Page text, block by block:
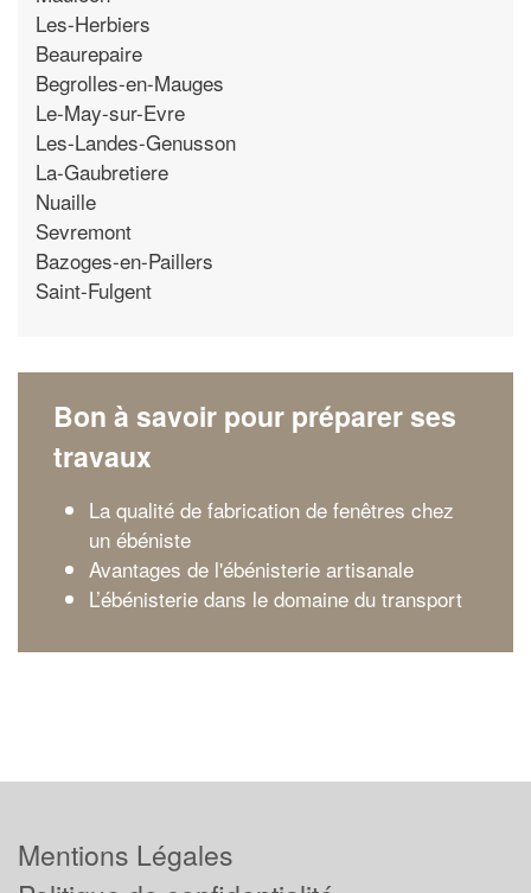
Les-Herbiers
Beaurepaire
Begrolles-en-Mauges
Le-May-sur-Evre
Les-Landes-Genusson
La-Gaubretiere
Nuaille
Sevremont
Bazoges-en-Paillers
Saint-Fulgent
Bon à savoir pour préparer ses
travaux
La qualité de fabrication de fenêtres chez
un ébéniste
Avantages de l'ébénisterie artisanale
L’ébénisterie dans le domaine du transport
Mentions Légales